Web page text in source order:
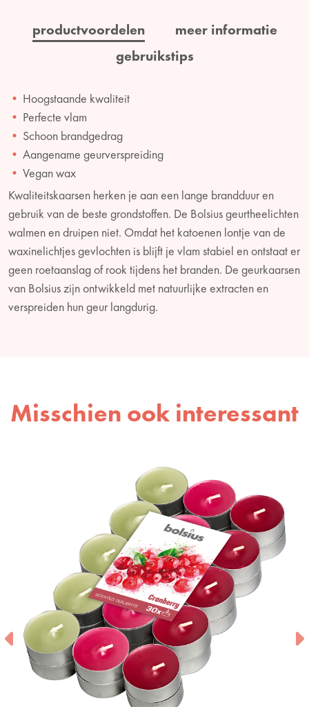
productvoordelen
meer informatie
gebruikstips
Hoogstaande kwaliteit
Perfecte vlam
Schoon brandgedrag
Aangename geurverspreiding
Vegan wax
Kwaliteitskaarsen herken je aan een lange brandduur en
gebruik van de beste grondstoffen. De Bolsius geurtheelichten
walmen en druipen niet. Omdat het katoenen lontje van de
waxinelichtjes gevlochten is blijft je vlam stabiel en ontstaat er
geen roetaanslag of rook tijdens het branden. De geurkaarsen
van Bolsius zijn ontwikkeld met natuurlijke extracten en
verspreiden hun geur langdurig.
Misschien ook interessant